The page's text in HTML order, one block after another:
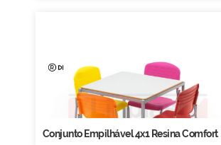
Conjunto Empilhável 4x1 Resina Comfort